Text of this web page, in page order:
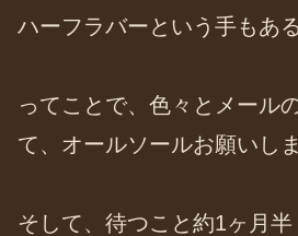
ハーフラバーという手もある
ってことで、色々とメール
て、オールソールお願いし
そして、待つこと約1ヶ月半